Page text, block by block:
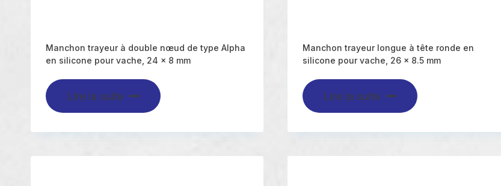
Manchon trayeur à double nœud de type Alpha
en silicone pour vache, 24 x 8 mm
Lire la suite
Manchon trayeur longue à tête ronde en
silicone pour vache, 26 x 8.5 mm
Lire la suite